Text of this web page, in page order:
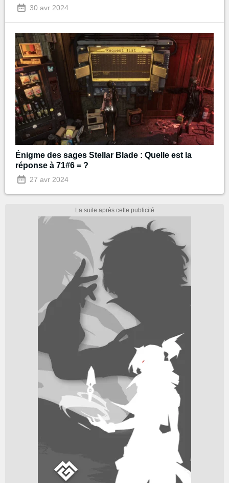
30 avr 2024
Énigme des sages Stellar Blade : Quelle est la
réponse à 71#6 = ?
27 avr 2024